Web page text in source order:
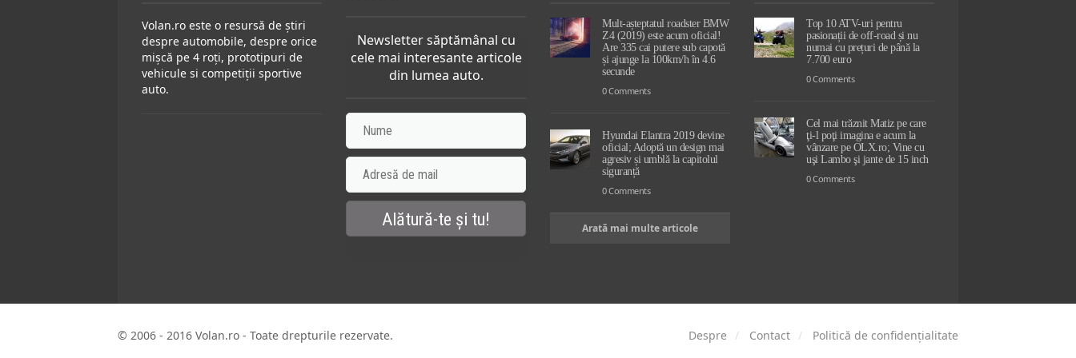
Volan.ro este o resursă de știri
despre automobile, despre orice
mișcă pe 4 roți, prototipuri de
vehicule si competiții sportive
auto.
Newsletter săptămânal cu
cele mai interesante articole
din lumea auto.
Mult-așteptatul roadster BMW
Z4 (2019) este acum oficial!
Are 335 cai putere sub capotă
și ajunge la 100km/h în 4.6
secunde
0 Comments
Hyundai Elantra 2019 devine
oficial; Adoptă un design mai
agresiv și umblă la capitolul
siguranță
0 Comments
Arată mai multe articole
Top 10 ATV-uri pentru
pasionații de off-road și nu
numai cu prețuri de până la
7.700 euro
0 Comments
Cel mai trăznit Matiz pe care
ţi-l poţi imagina e acum la
vânzare pe OLX.ro; Vine cu
uşi Lambo şi jante de 15 inch
0 Comments
Despre Contact Politică de confidențialitate
© 2006 - 2016 Volan.ro - Toate drepturile rezervate.